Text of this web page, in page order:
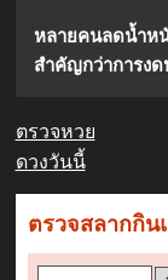
หลายคนลดน้ำหนั
สำคัญกว่าการงด
ตรวจหวย
ดวงวันนี้